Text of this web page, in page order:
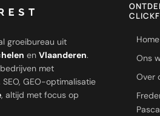
groeibureau uit
en Vlaanderen.
met
SEO, GEO-optimalisatie
, altijd met focus op
Home
Ons
Over